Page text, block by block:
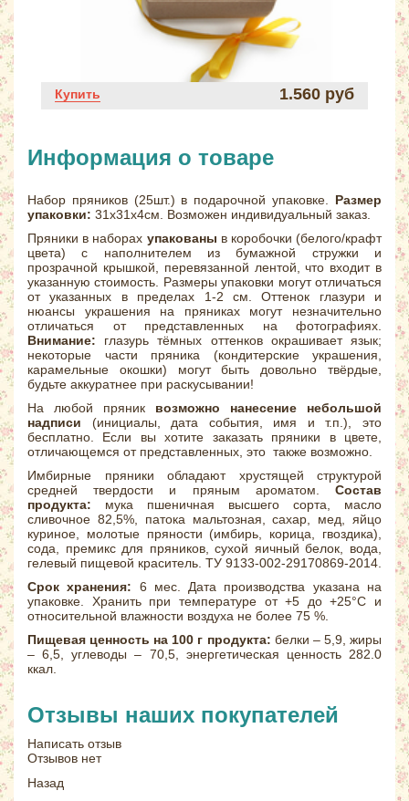
Купить 1.560 руб
Информация о товаре
Набор пряников (25шт.) в подарочной упаковке. Размер
упаковки: 31х31х4см. Возможен индивидуальный заказ.
Пряники в наборах упакованы в коробочки (белого/крафт
цвета) с наполнителем из бумажной стружки и
прозрачной крышкой, перевязанной лентой, что входит в
указанную стоимость. Размеры упаковки могут отличаться
от указанных в пределах 1-2 см. Оттенок глазури и
нюансы украшения на пряниках могут незначительно
отличаться от представленных на фотографиях.
Внимание: глазурь тёмных оттенков окрашивает язык;
некоторые части пряника (кондитерские украшения,
карамельные окошки) могут быть довольно твёрдые,
будьте аккуратнее при раскусывании!
На любой пряник возможно нанесение небольшой
надписи (инициалы, дата события, имя и т.п.), это
бесплатно. Если вы хотите заказать пряники в цвете,
отличающемся от представленных, это также возможно.
Имбирные пряники обладают хрустящей структурой
средней твердости и пряным ароматом.
Состав
продукта: мука пшеничная высшего сорта, масло
сливочное 82,5%, патока мальтозная, сахар, мед, яйцо
куриное, молотые пряности (имбирь, корица, гвоздика),
сода, премикс для пряников, сухой яичный белок, вода,
гелевый пищевой краситель. ТУ 9133-002-29170869-2014.
Срок хранения: 6 мес. Дата производства указана на
упаковке. Хранить при температуре от +5 до +25°С и
относительной влажности воздуха не более 75 %.
Пищевая ценность на 100 г продукта: белки – 5,9, жиры
– 6,5, углеводы – 70,5, энергетическая ценность 282.0
ккал.
Отзывы наших покупателей
Написать отзыв
Отзывов нет
Назад